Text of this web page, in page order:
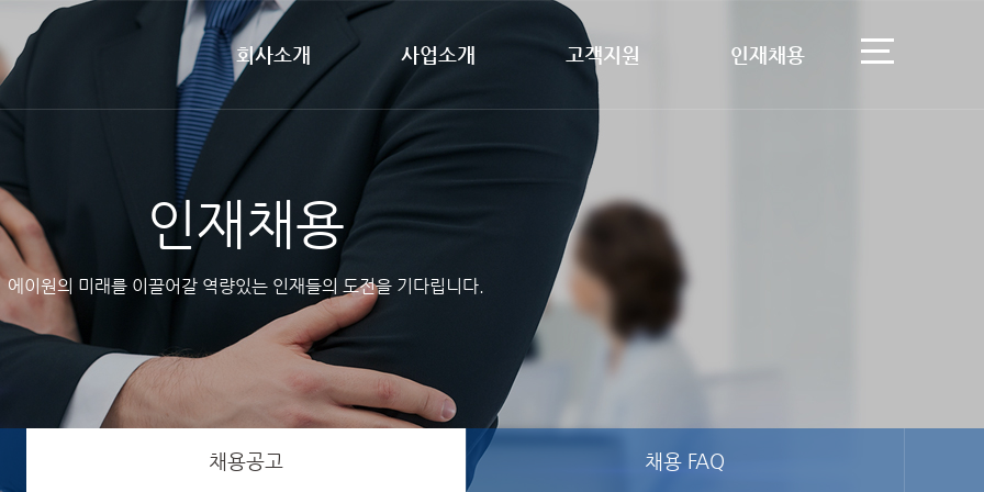
회사소개 사업소개 고객지원 인재채용
인재채용
에이원의 미래를 이끌어갈 역량있는 인재들의 도전을 기다립니다.
채용공고 채용 FAQ